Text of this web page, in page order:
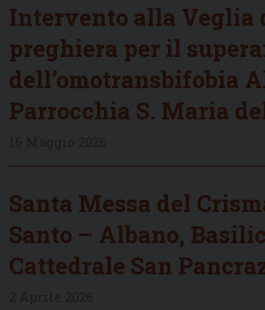
Intervento alla Veglia
preghiera per il
dell’omotransbifobia
Parrocchia S. Maria
Santa Messa del
Santo – Albano,
Cattedrale San